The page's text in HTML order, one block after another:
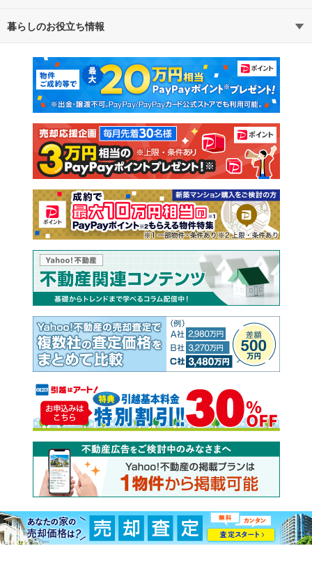
不動産・住宅
新築マンション 中古マンション
新築一戸建て 中古一戸建て
注文住宅 土地
売却査定
暮らしのお役立ち情報
マンションカタログ 教えて！住まいの先生